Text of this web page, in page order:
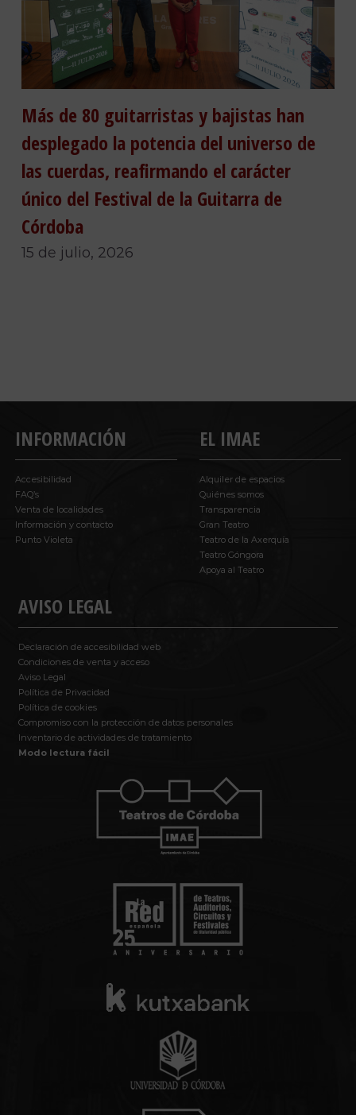
Más de 80 guitarristas y bajistas han
desplegado la potencia del universo de
las cuerdas, reafirmando el carácter
único del Festival de la Guitarra de
Córdoba
15 de julio, 2026
INFORMACIÓN
Accesibilidad
FAQ’s
Venta de localidades
Información y contacto
Punto Violeta
AVISO LEGAL
Declaración de accesibilidad web
Condiciones de venta y acceso
Aviso Legal
Política de Privacidad
Política de cookies
Compromiso con la protección de datos personales
Inventario de actividades de tratamiento
Modo lectura fácil
EL IMAE
Alquiler de espacios
Quiénes somos
Transparencia
Gran Teatro
Teatro de la Axerquía
Teatro Góngora
Apoya al Teatro